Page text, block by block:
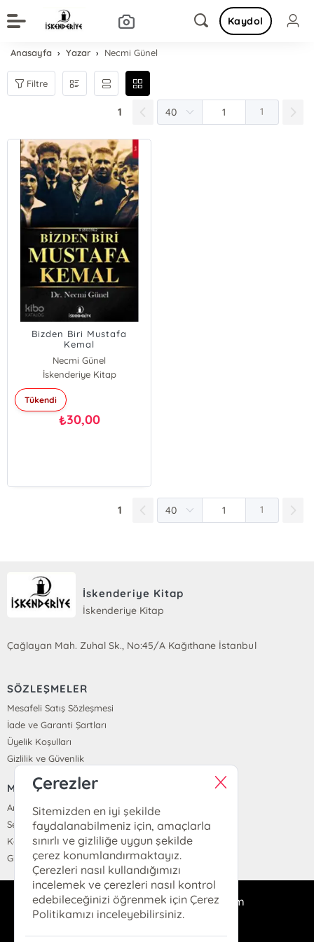
Kaydol
Anasayfa Yazar Necmi Günel
Filtre
1 1
Bizden Biri Mustafa
Kemal
Necmi Günel
İskenderiye Kitap
Tükendi
₺30,00
1 1
İskenderiye Kitap
İskenderiye Kitap
Çağlayan Mah. Zuhal Sk., No:45/A Kağıthane İstanbul
SÖZLEŞMELER
Mesafeli Satış Sözleşmesi
İade ve Garanti Şartları
Üyelik Koşulları
Gizlilik ve Güvenlik
MENÜ
Anasayfa
Sepetim
Kayıt Ol
Giriş Yap
iskenderiyekitap@gmail.com
0555 879 73 53
Çerezler
Sitemizden en iyi şekilde
faydalanabilmeniz için, amaçlarla
sınırlı ve gizliliğe uygun şekilde
çerez konumlandırmaktayız.
Çerezleri nasıl kullandığımızı
incelemek ve çerezleri nasıl kontrol
edebileceğinizi öğrenmek için Çerez
Politikamızı inceleyebilirsiniz.